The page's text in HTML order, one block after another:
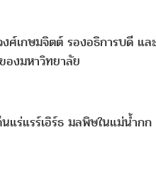
ศ์เกษมจิตต์ รองอธิการบดี แ
องมหาวิทยาลัย
นแร่แรร์เอิร์ธ มลพิษในแม่น้ำ